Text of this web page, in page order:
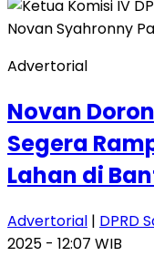
Advertorial
Novan
Segera
Lahan di
Advertorial | DPRD
2025 - 12:07 WIB